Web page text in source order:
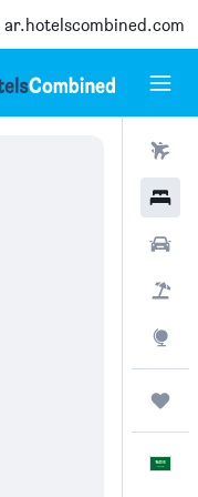
ar.hotelscombined.com